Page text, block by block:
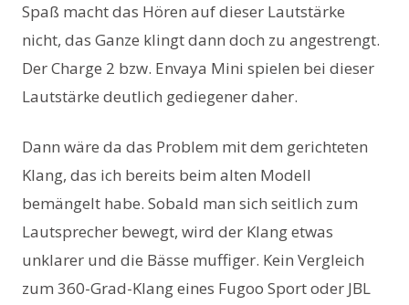
Spaß macht das Hören auf dieser Lautstärke
nicht, das Ganze klingt dann doch zu angestrengt.
Der Charge 2 bzw. Envaya Mini spielen bei dieser
Lautstärke deutlich gediegener daher.
Dann wäre da das Problem mit dem gerichteten
Klang, das ich bereits beim alten Modell
bemängelt habe. Sobald man sich seitlich zum
Lautsprecher bewegt, wird der Klang etwas
unklarer und die Bässe muffiger. Kein Vergleich
zum 360-Grad-Klang eines Fugoo Sport oder JBL